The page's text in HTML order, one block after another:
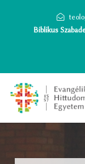
Biblikus